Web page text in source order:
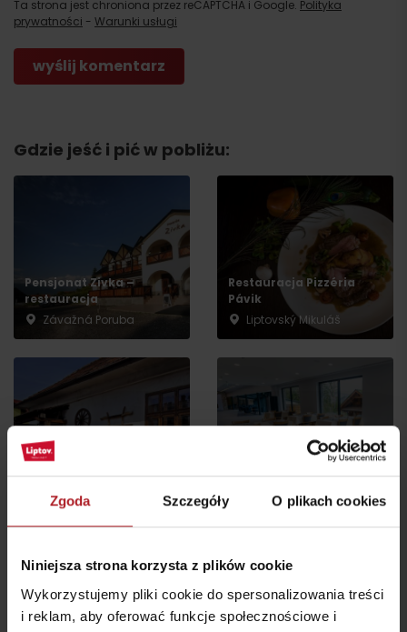
Zgoda Szczegóły O plikach cookies
Niniejsza strona korzysta z plików cookie
Wykorzystujemy pliki cookie do spersonalizowania treści
i reklam, aby oferować funkcje społecznościowe i
Ta strona jest chroniona przez reCAPTCHA i Google. Polityka
prywatności - Warunki usługi
Gdzie jeść i pić w pobliżu:
Pensjonat Zivka –
restauracja
Závažná Poruba
Restauracja Pizzéria
Pávik
Liptovský Mikuláš
Café Pianko
Liptovský Mikuláš
Restauracja Spa &
Wellness Hotel Fitak
Liptovský Ján